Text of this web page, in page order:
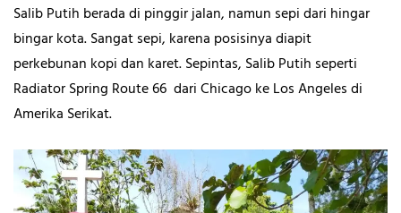
Salib Putih berada di pinggir jalan, namun sepi dari hingar
bingar kota. Sangat sepi, karena posisinya diapit
perkebunan kopi dan karet. Sepintas, Salib Putih seperti
Radiator Spring Route 66 dari Chicago ke Los Angeles di
Amerika Serikat.